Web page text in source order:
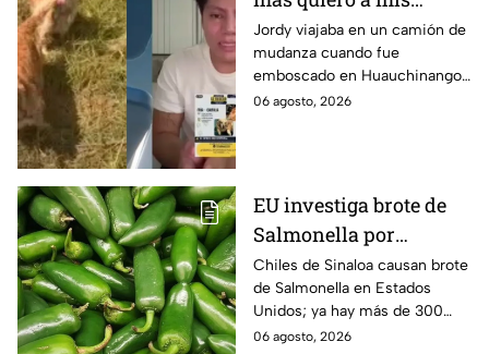
perritas": Asaltan a un
joven, vacían sus
cuentas y le roban a sus
mascotas en
Jordy viajaba en un camión de
mudanza cuando fue
emboscado en Huauchinango,
Puebla, Además de quitarle
06 agosto, 2026
EU investiga brote de
Salmonella por
jalapeños de Sinaloa
Chiles de Sinaloa causan brote
de Salmonella en Estados
Unidos; ya hay más de 300
enfermos en 27 estados.
06 agosto, 2026